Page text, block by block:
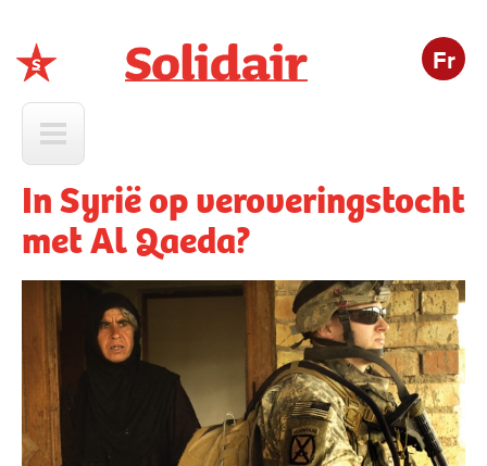
Fr
In Syrië op veroveringstocht
met Al Qaeda?